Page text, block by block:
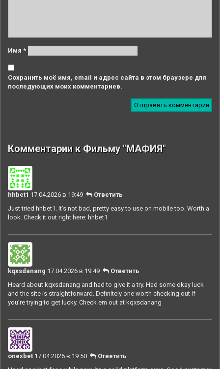
Имя *
Сохранить моё имя, email и адрес сайта в этом браузере для
последующих моих комментариев.
Комментарии к Фильму "МАФИЯ"
hhbet1 17.04.2026 в 19:49
Ответить
Just tried hhbet1. It’s not bad, pretty easy to use on mobile too. Worth a
look. Check it out right here: hhbet1
kqxsdanang 17.04.2026 в 19:49
Ответить
Heard about kqxsdanang and had to give it a try. Had some okay luck
and the site is straightforward. Definitely one worth checking out if
you’re trying to get lucky. Check em out at kqxsdanang
onexbet 17.04.2026 в 19:50
Ответить